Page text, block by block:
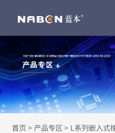
首页 > 产品专区 > L系列嵌入式